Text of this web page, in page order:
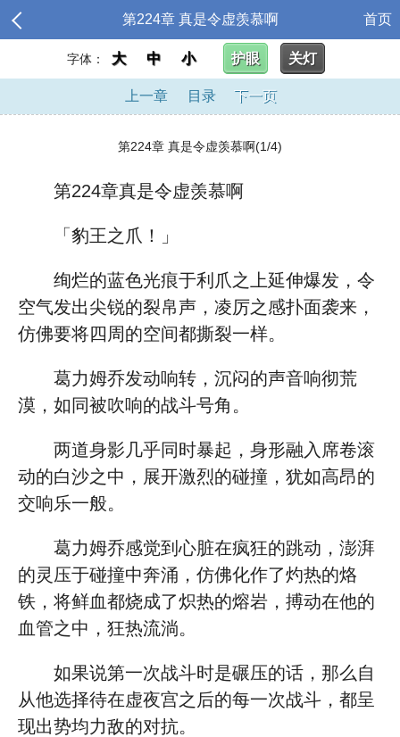
第224章 真是令虚羡慕啊 首页
字体： 大 中 小 护眼 关灯
上一章 目录 下一页
第224章 真是令虚羡慕啊(1/4)
第224章真是令虚羡慕啊
「豹王之爪！」
绚烂的蓝色光痕于利爪之上延伸爆发，令
空气发出尖锐的裂帛声，凌厉之感扑面袭来，
仿佛要将四周的空间都撕裂一样。
葛力姆乔发动响转，沉闷的声音响彻荒
漠，如同被吹响的战斗号角。
两道身影几乎同时暴起，身形融入席卷滚
动的白沙之中，展开激烈的碰撞，犹如高昂的
交响乐一般。
葛力姆乔感觉到心脏在疯狂的跳动，澎湃
的灵压于碰撞中奔涌，仿佛化作了灼热的烙
铁，将鲜血都烧成了炽热的熔岩，搏动在他的
血管之中，狂热流淌。
如果说第一次战斗时是碾压的话，那么自
从他选择待在虚夜宫之后的每一次战斗，都呈
现出势均力敌的对抗。